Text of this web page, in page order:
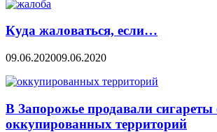
Куда жаловаться, если…
09.06.202009.06.2020
В Запорожье продавали сигареты
оккупированных территорий